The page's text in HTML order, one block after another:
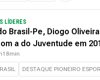
LÍDERES
Brasil-Pe, Diogo
a do Juventude em
DESTAQUE PIONEIRO